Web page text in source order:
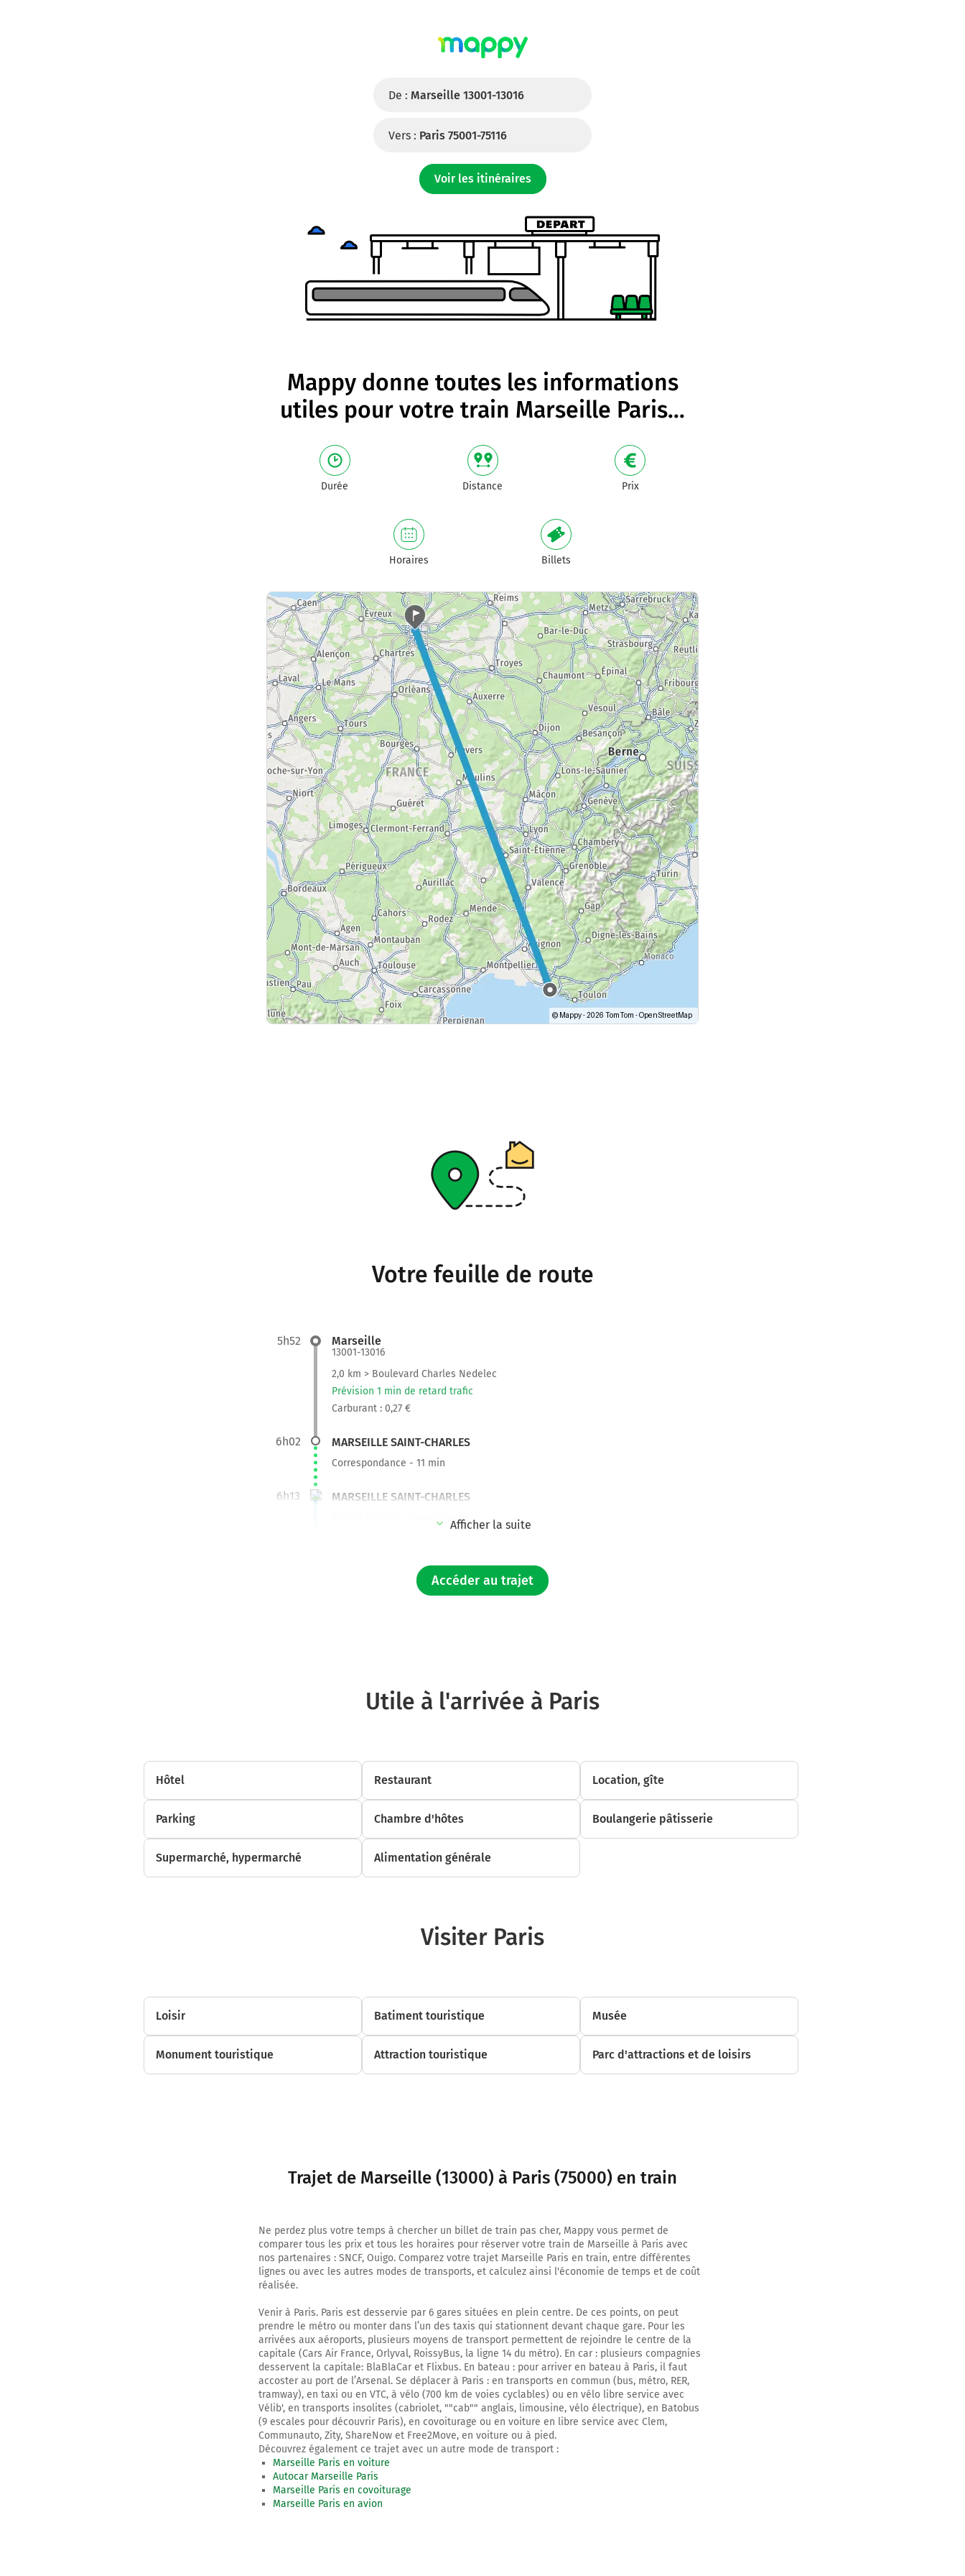
De : Marseille 13001-13016
Vers : Paris 75001-75116
Voir les itinéraires
Mappy donne toutes les informations
utiles pour votre train Marseille Paris...
Durée Distance Prix
Horaires Billets
Votre feuille de route
5h52 Marseille
13001-13016
2,0 km > Boulevard Charles Nedelec
Prévision 1 min de retard trafic
Carburant : 0,27 €
6h02 MARSEILLE SAINT-CHARLES
Correspondance - 11 min
6h13 MARSEILLE SAINT-CHARLES
OUIGO / Direct / 2ème classe
MARNE-LA-VALLÉE - CHESSY - GARE TGV ET OUIGO (À 200M DU PARC
DISNEYLAND PARIS)
Afficher la suite
Accéder au trajet
Utile à l'arrivée à Paris
Hôtel Restaurant Location, gîte
Parking Chambre d'hôtes Boulangerie pâtisserie
Supermarché, hypermarché Alimentation générale
Visiter Paris
Loisir Batiment touristique Musée
Monument touristique Attraction touristique Parc d'attractions et de loisirs
Trajet de Marseille (13000) à Paris (75000) en train
Ne perdez plus votre temps à chercher un billet de train pas cher, Mappy vous permet de
comparer tous les prix et tous les horaires pour réserver votre train de Marseille à Paris avec
nos partenaires : SNCF, Ouigo. Comparez votre trajet Marseille Paris en train, entre différentes
lignes ou avec les autres modes de transports, et calculez ainsi l'économie de temps et de coût
réalisée.
Venir à Paris. Paris est desservie par 6 gares situées en plein centre. De ces points, on peut
prendre le métro ou monter dans l’un des taxis qui stationnent devant chaque gare. Pour les
arrivées aux aéroports, plusieurs moyens de transport permettent de rejoindre le centre de la
capitale (Cars Air France, Orlyval, RoissyBus, la ligne 14 du métro). En car : plusieurs compagnies
desservent la capitale: BlaBlaCar et Flixbus. En bateau : pour arriver en bateau à Paris, il faut
accoster au port de l’Arsenal. Se déplacer à Paris : en transports en commun (bus, métro, RER,
tramway), en taxi ou en VTC, à vélo (700 km de voies cyclables) ou en vélo libre service avec
Vélib', en transports insolites (cabriolet, ""cab"" anglais, limousine, vélo électrique), en Batobus
(9 escales pour découvrir Paris), en covoiturage ou en voiture en libre service avec Clem,
Communauto, Zity, ShareNow et Free2Move, en voiture ou à pied.
Découvrez également ce trajet avec un autre mode de transport :
Marseille Paris en voiture
Autocar Marseille Paris
Marseille Paris en covoiturage
Marseille Paris en avion